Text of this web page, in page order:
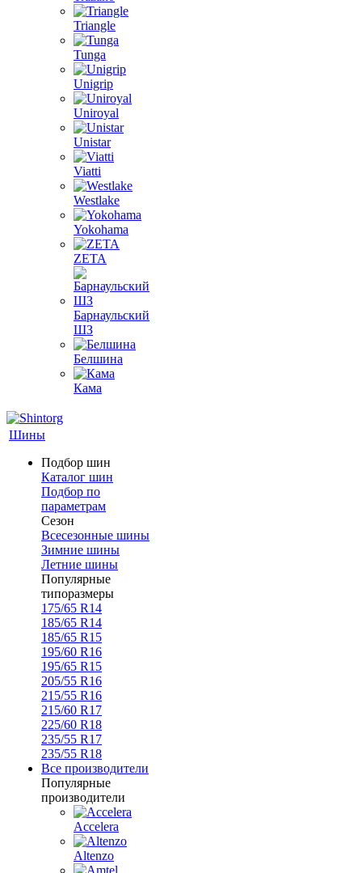
Triangle
Tunga
Unigrip
Uniroyal
Unistar
Viatti
Westlake
Yokohama
ZETA
Барнаульский
ШЗ
Белшина
Кама
Шины
Подбор шин
Каталог шин
Подбор по
параметрам
Сезон
Всесезонные шины
Зимние шины
Летние шины
Популярные
типоразмеры
175/65 R14
185/65 R14
185/65 R15
195/60 R16
195/65 R15
205/55 R16
215/55 R16
215/60 R17
225/60 R18
235/55 R17
235/55 R18
Все производители
Популярные
производители
Accelera
Altenzo